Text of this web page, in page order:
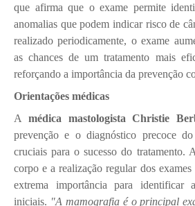
que afirma que o exame permite
anomalias que podem indicar risco de
realizado periodicamente, o exame
as chances de um tratamento mais
reforçando a importância da prevenção
Orientações médicas
A
médica mastologista Christie
prevenção e o diagnóstico precoce
cruciais para o sucesso do tratamento.
corpo e a realização regular dos exames
extrema importância para identificar
iniciais. "A mamografia é o principal